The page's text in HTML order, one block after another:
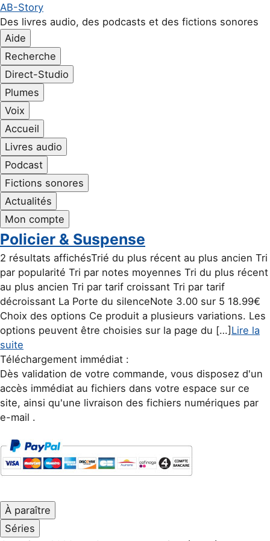
Aller au contenu principal
Aller à la navigation principale
Aller au pied de page
AB-Story
Des livres audio, des podcasts et des fictions sonores
Aide
Recherche
Direct-Studio
Plumes
Voix
Accueil
Livres audio
Podcast
Fictions sonores
Actualités
Mon compte
Policier & Suspense
2 résultats affichésTrié du plus récent au plus ancien Tri
par popularité Tri par notes moyennes Tri du plus récent
au plus ancien Tri par tarif croissant Tri par tarif
décroissant La Porte du silenceNote 3.00 sur 5 18.99€
Choix des options Ce produit a plusieurs variations. Les
options peuvent être choisies sur la page du […] Lire la
suite
Téléchargement immédiat :
Dès validation de votre commande, vous disposez d'un
accès immédiat au fichiers dans votre espace sur ce
site, ainsi qu'une livraison des fichiers numériques par
e-mail .
À paraître
Séries